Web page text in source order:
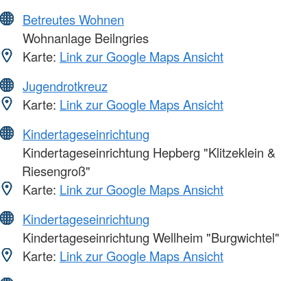
Betreutes Wohnen
Wohnanlage Beilngries
Karte: Link zur Google Maps Ansicht
Jugendrotkreuz
Karte: Link zur Google Maps Ansicht
Kindertageseinrichtung
Kindertageseinrichtung Hepberg "Klitzeklein &
Riesengroß"
Karte: Link zur Google Maps Ansicht
Kindertageseinrichtung
Kindertageseinrichtung Wellheim "Burgwichtel"
Karte: Link zur Google Maps Ansicht